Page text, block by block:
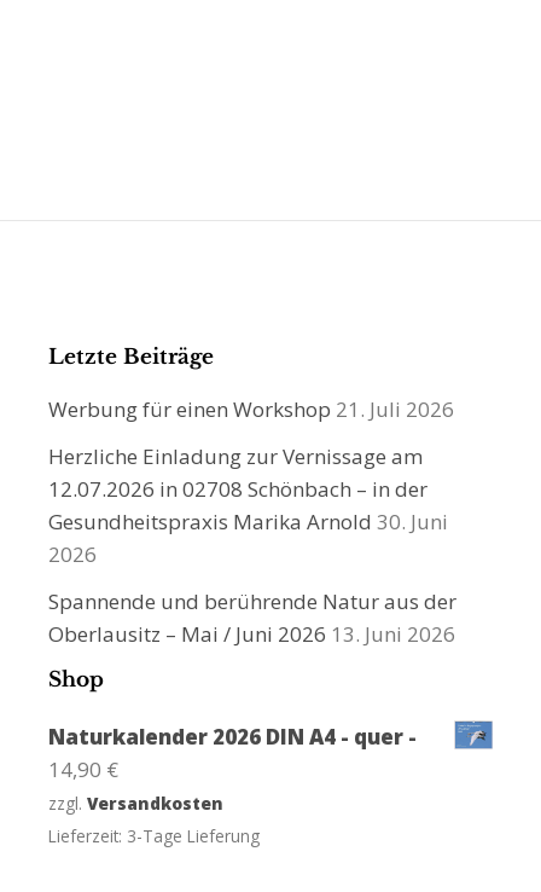
Letzte Beiträge
Werbung für einen Workshop 21. Juli 2026
Herzliche Einladung zur Vernissage am
12.07.2026 in 02708 Schönbach – in der
Gesundheitspraxis Marika Arnold 30. Juni
2026
Spannende und berührende Natur aus der
Oberlausitz – Mai / Juni 2026 13. Juni 2026
Shop
Naturkalender 2026 DIN A4 - quer -
14,90 €
zzgl. Versandkosten
Lieferzeit: 3-Tage Lieferung